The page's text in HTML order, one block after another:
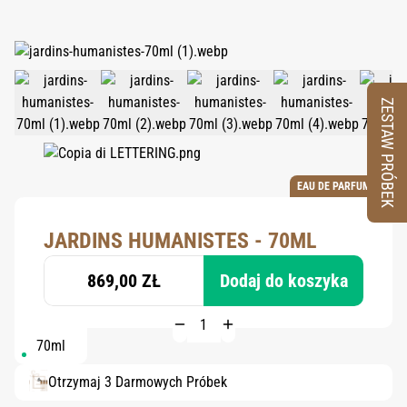
EAU DE PARFUM
JARDINS HUMANISTES - 70ML
869,00 ZŁ Dodaj do koszyka
70ml
Otrzymaj 3 Darmowych Próbek
ZESTAW PRÓBEK